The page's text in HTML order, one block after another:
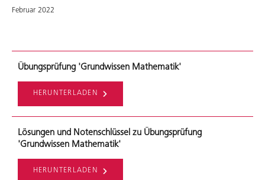
Februar 2022
Übungsprüfung 'Grundwissen Mathematik'
HERUNTERLADEN
Lösungen und Notenschlüssel zu Übungsprüfung
'Grundwissen Mathematik'
HERUNTERLADEN